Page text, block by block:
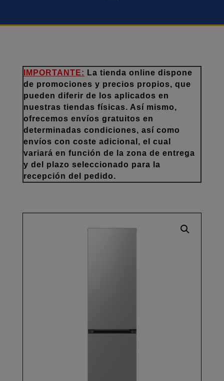
IMPORTANTE: La tienda online dispone
de promociones y precios propios, que
pueden diferir de los aplicados en
nuestras tiendas físicas. Así mismo,
ofrecemos envíos gratuitos en
determinadas condiciones, así como
envíos con coste adicional, el cual
variará en función de la zona de entrega
y del plazo seleccionado para la
recepción del pedido.